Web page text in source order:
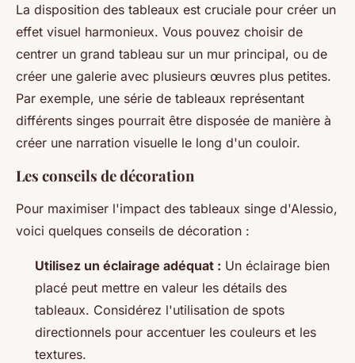
La disposition des tableaux est cruciale pour créer un
effet visuel harmonieux. Vous pouvez choisir de
centrer un grand tableau sur un mur principal, ou de
créer une galerie avec plusieurs œuvres plus petites.
Par exemple, une série de tableaux représentant
différents singes pourrait être disposée de manière à
créer une narration visuelle le long d'un couloir.
Les conseils de décoration
Pour maximiser l'impact des tableaux singe d'Alessio,
voici quelques conseils de décoration :
Utilisez un éclairage adéquat : Un éclairage bien
placé peut mettre en valeur les détails des
tableaux. Considérez l'utilisation de spots
directionnels pour accentuer les couleurs et les
textures.